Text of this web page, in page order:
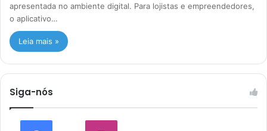
apresentada no ambiente digital. Para lojistas e empreendedores,
o aplicativo…
Leia mais »
Siga-nós